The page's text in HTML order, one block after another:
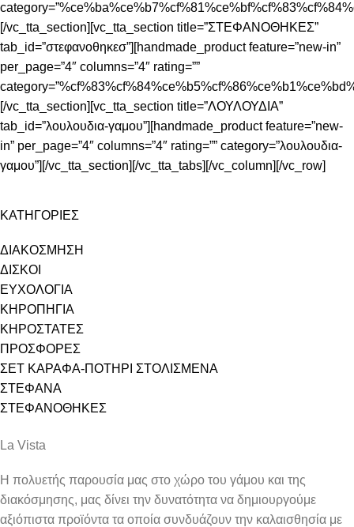
ΚΑΤΗΓΟΡΙΕΣ
ΔΙΑΚΟΣΜΗΣΗ
ΔΙΣΚΟΙ
ΕΥΧΟΛΟΓΙΑ
ΚΗΡΟΠΗΓΙΑ
ΚΗΡΟΣΤΑΤΕΣ
ΠΡΟΣΦΟΡΕΣ
ΣΕΤ ΚΑΡΑΦΑ-ΠΟΤΗΡΙ ΣΤΟΛΙΣΜΕΝΑ
ΣΤΕΦΑΝΑ
ΣΤΕΦΑΝΟΘΗΚΕΣ
[/vc_tta_section][vc_tta_section title=”ΣΤΕΦΑΝΟΘΗΚΕΣ”
tab_id=”στεφανοθηκεσ”][handmade_product feature=”new-in”
per_page=”4″ columns=”4″ rating=””
[/vc_tta_section][vc_tta_section title=”ΛΟΥΛΟΥΔΙΑ”
tab_id=”λουλουδια-γαμου”][handmade_product feature=”new-
in” per_page=”4″ columns=”4″ rating=”” category=”λουλουδια-
γαμου”][/vc_tta_section][/vc_tta_tabs][/vc_column][/vc_row]
La Vista
Η πολυετής παρουσία μας στο χώρο του γάμου και της
διακόσμησης, μας δίνει την δυνατότητα να δημιουργούμε
αξιόπιστα προϊόντα τα οποία συνδυάζουν την καλαισθησία με